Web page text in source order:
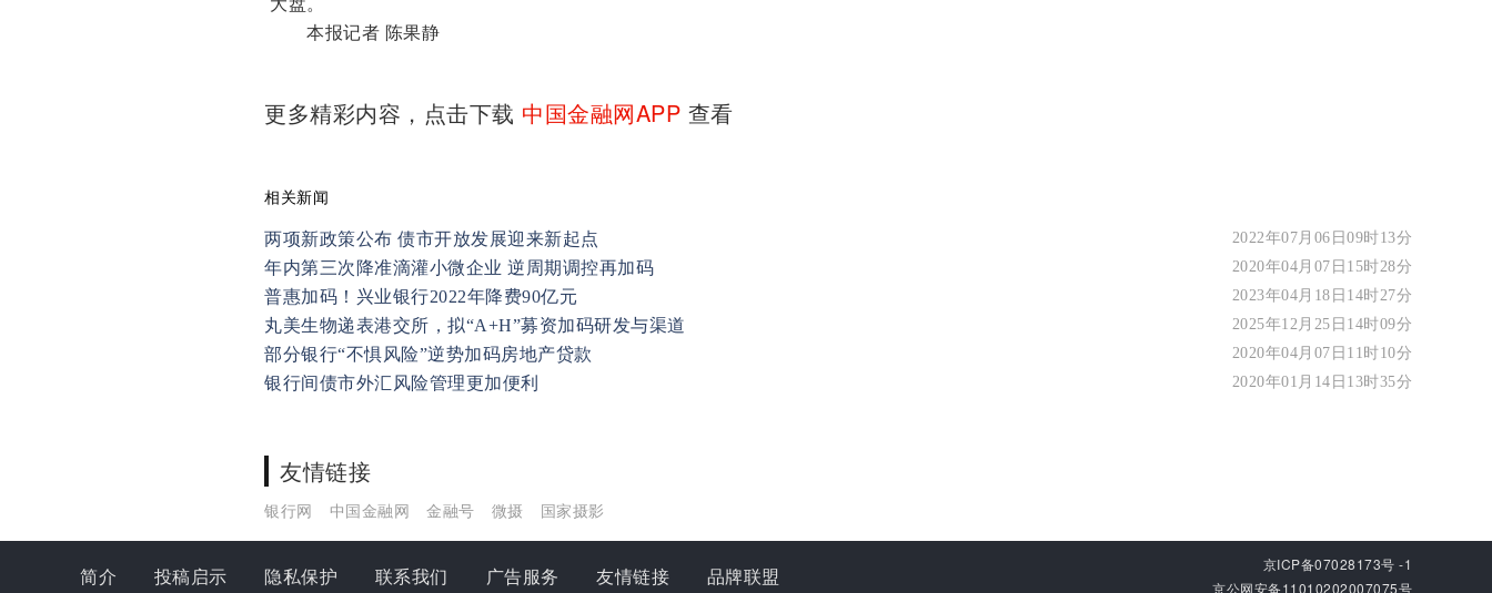
本报记者 陈果静
更多精彩内容，点击下载 中国金融网APP 查看
相关新闻
两项新政策公布 债市开放发展迎来新起点 2022年07月06日09时13分
年内第三次降准滴灌小微企业 逆周期调控再加码 2020年04月07日15时28分
普惠加码！兴业银行2022年降费90亿元 2023年04月18日14时27分
丸美生物递表港交所，拟“A+H”募资加码研发与渠道 2025年12月25日14时09分
部分银行“不惧风险”逆势加码房地产贷款 2020年04月07日11时10分
银行间债市外汇风险管理更加便利 2020年01月14日13时35分
友情链接
银行网 中国金融网 金融号 微摄 国家摄影
简介 投稿启示 隐私保护 联系我们 广告服务 友情链接 品牌联盟
京ICP备07028173号 -1
京公网安备11010202007075号